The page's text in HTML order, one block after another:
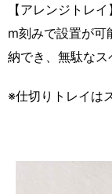
【アレンジトレ
m刻みで設置が可
納でき、無駄なス
※仕切りトレイは